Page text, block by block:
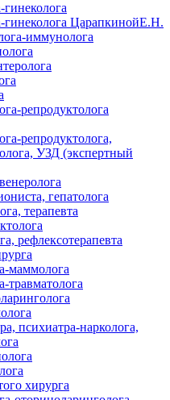
гинеколога ЦарапкинойЕ.Н.
иммунолога
репродуктолога
репродуктолога,
УЗД (экспертный
гепатолога
терапевта
рефлексотерапевта
маммолога
травматолога
психиатра-нарколога,
хирурга